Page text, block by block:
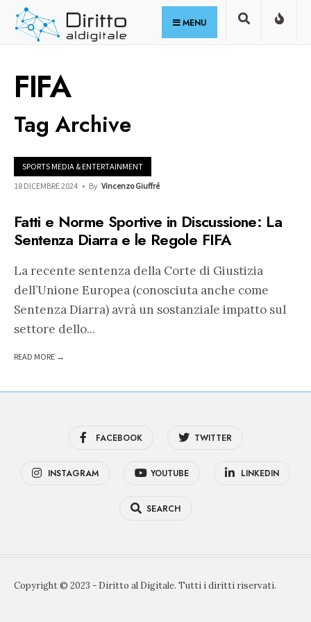
Skip
MENU
FIFA
Tag Archive
SPORTS MEDIA & ENTERTAINMENT
18 DICEMBRE 2024 • By Vincenzo Giuffré
Fatti e Norme Sportive in Discussione: La
Sentenza Diarra e le Regole FIFA
La recente sentenza della Corte di Giustizia
dell’Unione Europea (conosciuta anche come
Sentenza Diarra) avrà un sostanziale impatto sul
settore dello...
READ MORE →
FACEBOOK TWITTER
INSTAGRAM YOUTUBE LINKEDIN
SEARCH
Copyright © 2023 - Diritto al Digitale. Tutti i diritti riservati.